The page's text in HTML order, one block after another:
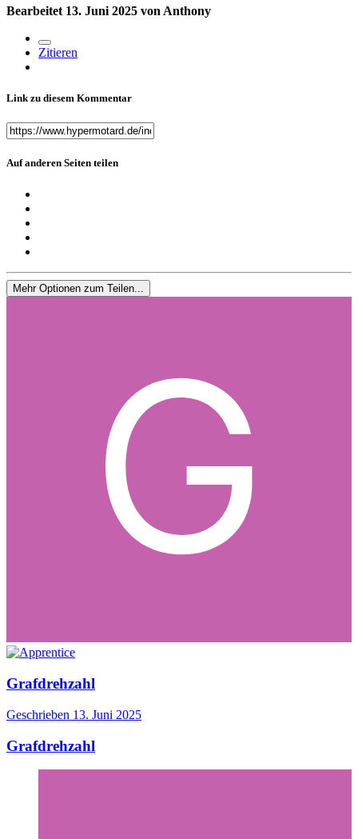
Bearbeitet 13. Juni 2025 von Anthony
Zitieren
Link zu diesem Kommentar
Auf anderen Seiten teilen
Mehr Optionen zum Teilen...
Grafdrehzahl
Geschrieben 13. Juni 2025
Grafdrehzahl